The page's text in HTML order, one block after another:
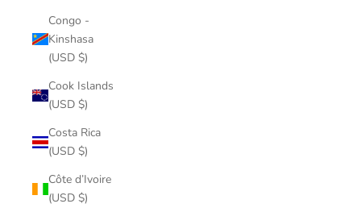
Congo -
Kinshasa
(USD $)
Cook Islands
(USD $)
Costa Rica
(USD $)
Côte d’Ivoire
(USD $)